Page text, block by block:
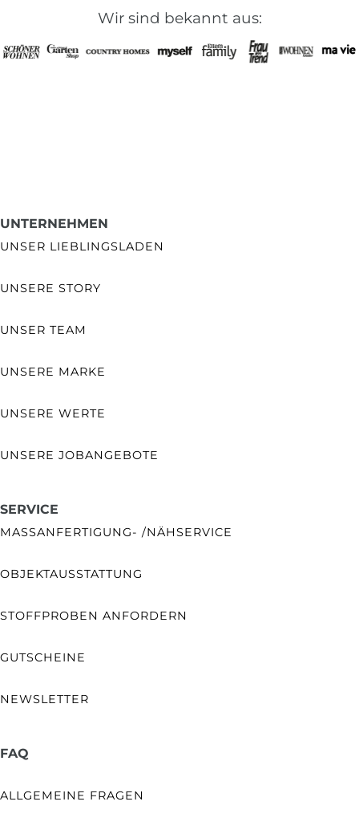
Wir sind bekannt aus:
UNTERNEHMEN
UNSER LIEBLINGSLADEN
UNSERE STORY
UNSER TEAM
UNSERE MARKE
UNSERE WERTE
UNSERE JOBANGEBOTE
SERVICE
MASSANFERTIGUNG- /NÄHSERVICE
OBJEKTAUSSTATTUNG
STOFFPROBEN ANFORDERN
GUTSCHEINE
NEWSLETTER
FAQ
ALLGEMEINE FRAGEN